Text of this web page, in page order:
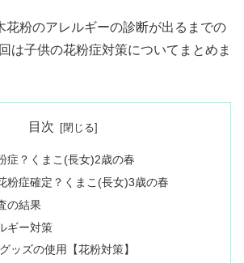
花粉のアレルギーの診断が出るまでの
は子供の花粉症対策についてまとめま
目次
症？くまこ(長女)2歳の春
粉症確定？くまこ(長女)3歳の春
の結果
ギー対策
ッズの使用【花粉対策】